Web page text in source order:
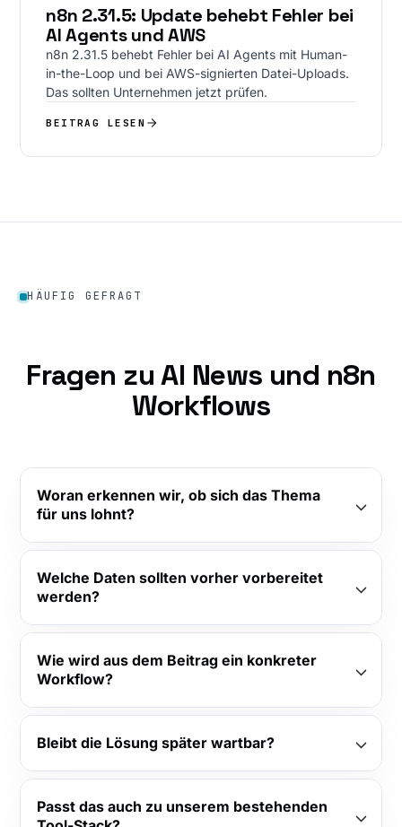
n8n 2.31.5: Update behebt Fehler bei
AI Agents und AWS
n8n 2.31.5 behebt Fehler bei AI Agents mit Human-
in-the-Loop und bei AWS-signierten Datei-Uploads.
Das sollten Unternehmen jetzt prüfen.
BEITRAG LESEN
HÄUFIG GEFRAGT
Fragen zu AI News und n8n
Workflows
Woran erkennen wir, ob sich das Thema
für uns lohnt?
Welche Daten sollten vorher vorbereitet
werden?
Wie wird aus dem Beitrag ein konkreter
Workflow?
Bleibt die Lösung später wartbar?
Passt das auch zu unserem bestehenden